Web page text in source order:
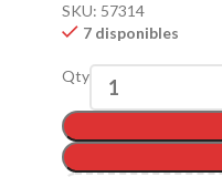
SKU: 57314
7 disponibles
Qty